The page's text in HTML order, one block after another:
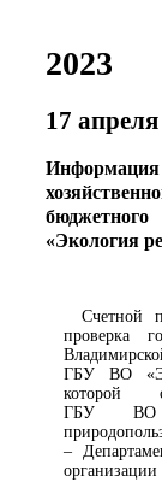
2023
17
Информация
«Экология
Счетной
проверка
ГБУ ВО
которой
ГБУ ВО
–
организации